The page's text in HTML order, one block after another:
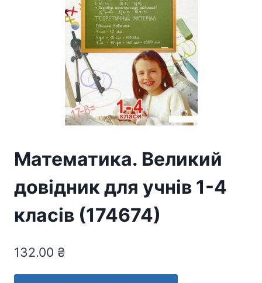
Математика. Великий
довідник для учнів 1-4
класів (174674)
132.00 ₴